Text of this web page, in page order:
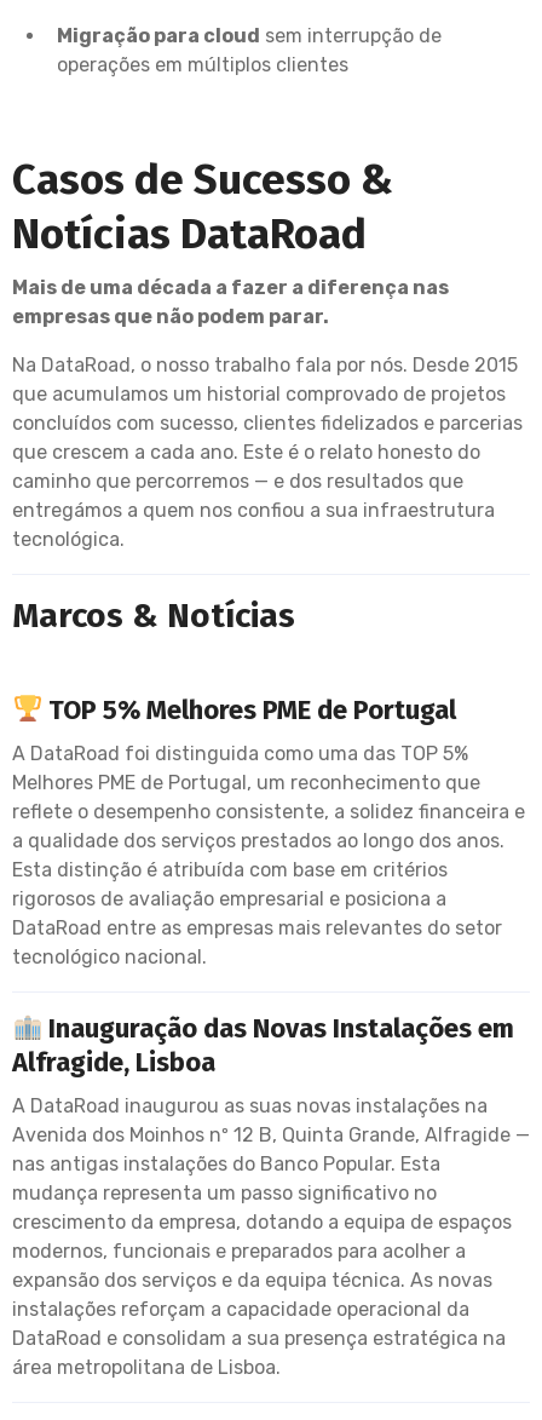
Migração para cloud sem interrupção de
operações em múltiplos clientes
Casos de Sucesso &
Notícias DataRoad
Mais de uma década a fazer a diferença nas
empresas que não podem parar.
Na DataRoad, o nosso trabalho fala por nós. Desde 2015
que acumulamos um historial comprovado de projetos
concluídos com sucesso, clientes fidelizados e parcerias
que crescem a cada ano. Este é o relato honesto do
caminho que percorremos — e dos resultados que
entregámos a quem nos confiou a sua infraestrutura
tecnológica.
Marcos & Notícias
TOP 5% Melhores PME de Portugal
A DataRoad foi distinguida como uma das TOP 5%
Melhores PME de Portugal, um reconhecimento que
reflete o desempenho consistente, a solidez financeira e
a qualidade dos serviços prestados ao longo dos anos.
Esta distinção é atribuída com base em critérios
rigorosos de avaliação empresarial e posiciona a
DataRoad entre as empresas mais relevantes do setor
tecnológico nacional.
Inauguração das Novas Instalações em
Alfragide, Lisboa
A DataRoad inaugurou as suas novas instalações na
Avenida dos Moinhos nº 12 B, Quinta Grande, Alfragide —
nas antigas instalações do Banco Popular. Esta
mudança representa um passo significativo no
crescimento da empresa, dotando a equipa de espaços
modernos, funcionais e preparados para acolher a
expansão dos serviços e da equipa técnica. As novas
instalações reforçam a capacidade operacional da
DataRoad e consolidam a sua presença estratégica na
área metropolitana de Lisboa.